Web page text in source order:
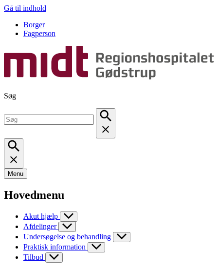
Gå til indhold
Borger
Fagperson
Søg
Menu
Hovedmenu
Akut hjælp
Afdelinger
Undersøgelse og behandling
Praktisk information
Tilbud